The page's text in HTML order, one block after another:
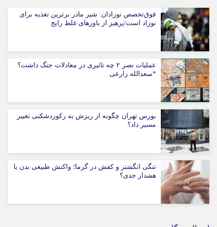
فوق‌تخصص نوزادان: شیر مادر برترین تغذیه برای
نوزاد است/پرهیز از باورهای غلط رایج
عملیات نصر ۲ چه تاثیری در معادلات جنگ داشت؟
*سعدالله زارعی
بورس تهران چگونه از ریزش به رکوردشکنی تغییر
مسیر داد؟
تنگی انگشتر و کفش در گرما؛ واکنش طبیعی بدن یا
هشدار جدی؟